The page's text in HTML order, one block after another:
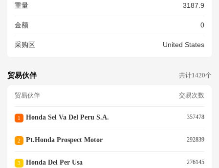
ORTSAHM.HONDA.COM XXX
FOR ALL TERRAIN VEHICLE
重量 3187.9
金额 0
采购区 United States
贸易伙伴 共计1420个
贸易伙伴 交易次数
1 Honda Sel Va Del Peru S.a. 357478
2 Pt.honda Prospect Motor 292839
3 Honda Del Per Usa 276145